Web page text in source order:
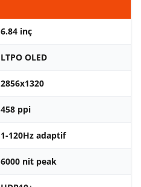
6.84 inç
LTPO OLED
2856x1320
458 ppi
1-120Hz adaptif
6000 nit peak